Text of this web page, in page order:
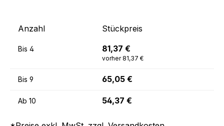
Anzahl Stückpreis
Bis 4 81,37 €
vorher 81,37 €
Bis 9 65,05 €
Ab 10 54,37 €